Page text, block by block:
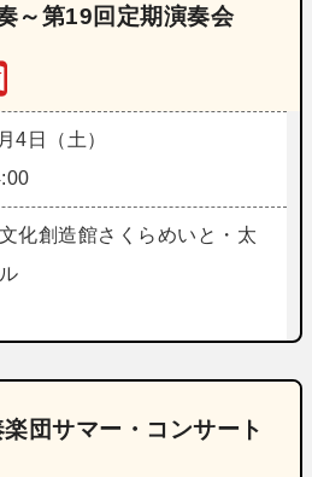
～第19回定期演奏会
4日（土）
化創造館さくらめいと・太
団サマー・コンサート